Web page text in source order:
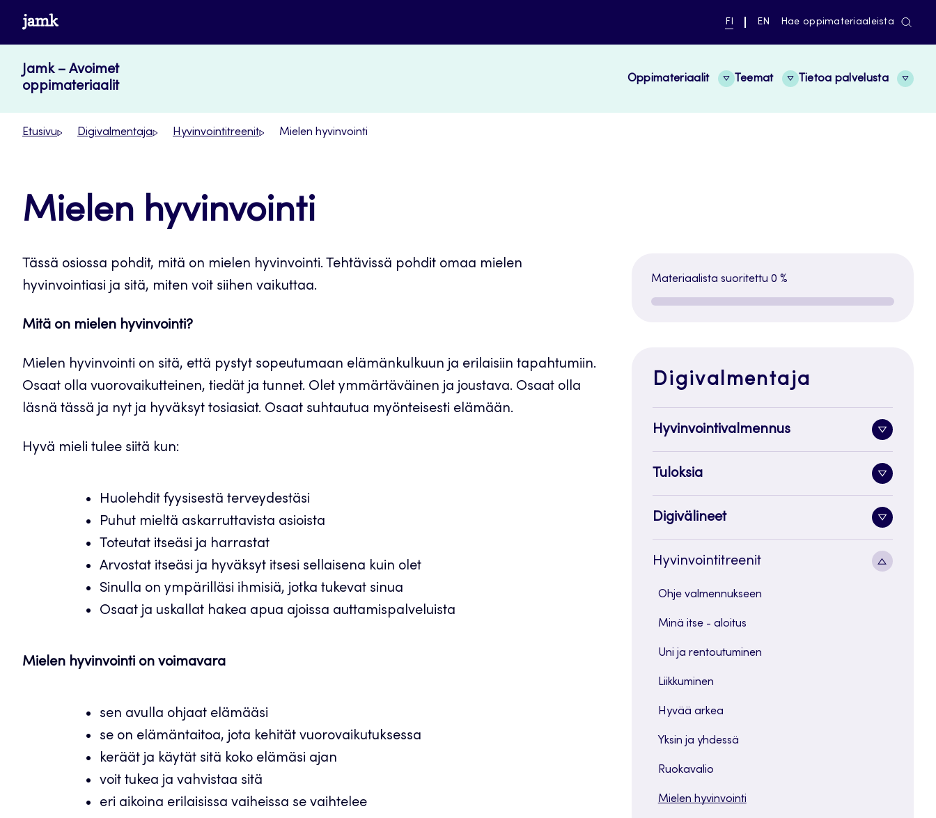
Siirry
sisältöön
www.jamk.fi
NYKYINEN
SUOMI
FI
VAIHDA
ENGLISH
EN Hae oppimateriaaleista
Jamk – Avoimet
oppimateriaalit
Oppimateriaalit Teemat Tietoa palvelusta
Etusivu Digivalmentaja Hyvinvointitreenit Mielen hyvinvointi
Mielen hyvinvointi
Tässä osiossa pohdit, mitä on mielen hyvinvointi. Tehtävissä pohdit omaa mielen
hyvinvointiasi ja sitä, miten voit siihen vaikuttaa.
Mitä on mielen hyvinvointi?
Mielen hyvinvointi on sitä, että pystyt sopeutumaan elämänkulkuun ja erilaisiin tapahtumiin.
Osaat olla vuorovaikutteinen, tiedät ja tunnet. Olet ymmärtäväinen ja joustava. Osaat olla
läsnä tässä ja nyt ja hyväksyt tosiasiat. Osaat suhtautua myönteisesti elämään.
Hyvä mieli tulee siitä kun:
Huolehdit fyysisestä terveydestäsi
Puhut mieltä askarruttavista asioista
Toteutat itseäsi ja harrastat
Arvostat itseäsi ja hyväksyt itsesi sellaisena kuin olet
Sinulla on ympärilläsi ihmisiä, jotka tukevat sinua
Osaat ja uskallat hakea apua ajoissa auttamispalveluista
Mielen hyvinvointi on voimavara
sen avulla ohjaat elämääsi
se on elämäntaitoa, jota kehität vuorovaikutuksessa
keräät ja käytät sitä koko elämäsi ajan
voit tukea ja vahvistaa sitä
eri aikoina erilaisissa vaiheissa se vaihtelee
Materiaalista suoritettu 0 %
Digivalmentaja
Hyvinvointivalmennus
Tuloksia
Digivälineet
Hyvinvointitreenit
Ohje valmennukseen
Minä itse - aloitus
Uni ja rentoutuminen
Liikkuminen
Hyvää arkea
Yksin ja yhdessä
Ruokavalio
Mielen hyvinvointi